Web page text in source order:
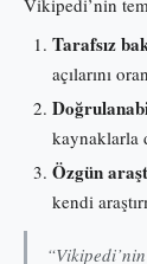
Vikipedi’nin
Tarafsız
açılarını
kaynaklarla
Özgün
kendi